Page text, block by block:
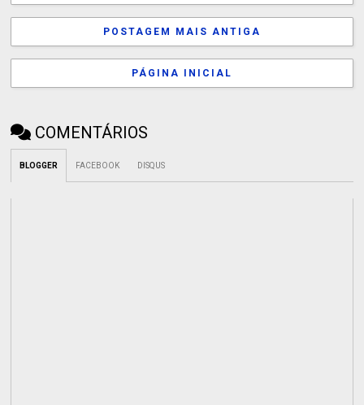
POSTAGEM MAIS ANTIGA
PÁGINA INICIAL
COMENTÁRIOS
BLOGGER FACEBOOK DISQUS